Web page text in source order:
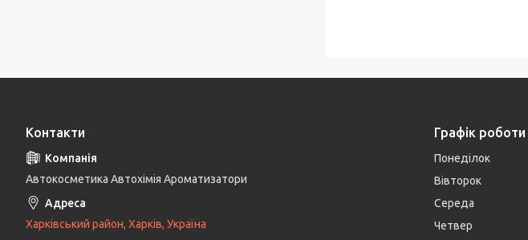
Контакти
Автокосметика Автохімія Ароматизатори
Харківський район, Харків, Україна
Графік роботи
Понеділок
Вівторок
Середа
Четвер